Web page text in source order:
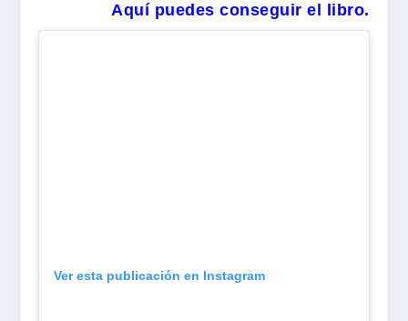
Aquí puedes conseguir el libro.
Ver esta publicación en Instagram